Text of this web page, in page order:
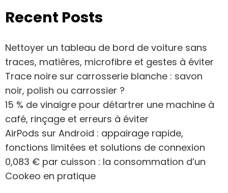
Recent Posts
Nettoyer un tableau de bord de voiture sans
traces, matières, microfibre et gestes à éviter
Trace noire sur carrosserie blanche : savon
noir, polish ou carrossier ?
15 % de vinaigre pour détartrer une machine à
café, rinçage et erreurs à éviter
AirPods sur Android : appairage rapide,
fonctions limitées et solutions de connexion
0,083 € par cuisson : la consommation d’un
Cookeo en pratique